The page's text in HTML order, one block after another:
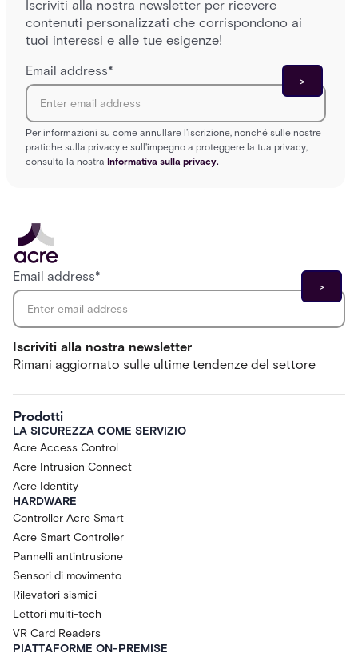
Iscriviti alla nostra newsletter per ricevere
contenuti personalizzati che corrispondono ai
tuoi interessi e alle tue esigenze!
Email address*
Per informazioni su come annullare l'iscrizione, nonché sulle nostre
pratiche sulla privacy e sull'impegno a proteggere la tua privacy,
consulta la nostra Informativa sulla privacy.
Iscriviti alla nostra newsletter
Rimani aggiornato sulle ultime tendenze del settore
Email address*
Prodotti
LA SICUREZZA COME SERVIZIO
Acre Access Control
Acre Intrusion Connect
Acre Identity
HARDWARE
Controller Acre Smart
Acre Smart Controller
Pannelli antintrusione
Sensori di movimento
Rilevatori sismici
Lettori multi-tech
VR Card Readers
PIATTAFORME ON-PREMISE